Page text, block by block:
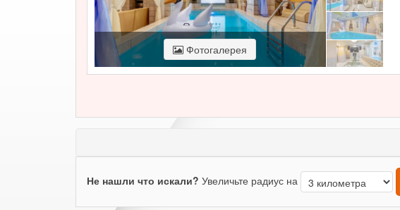
Фотогалерея
Не нашли что искали? Увеличьте радиус на